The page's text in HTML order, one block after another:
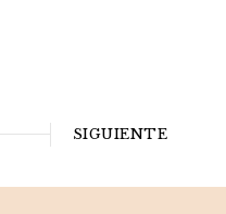
SIGUIENTE